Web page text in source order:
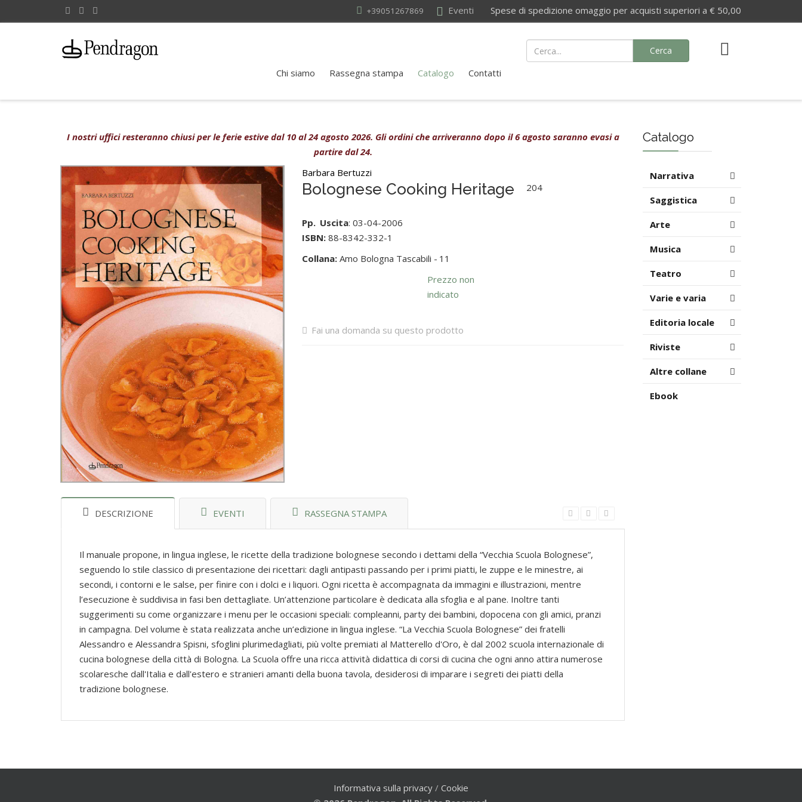
Eventi Spese di spedizione omaggio per acquisti superiori a € 50,00
+39051267869
Chi siamo Rassegna stampa Catalogo Contatti
Cerca
I nostri uffici resteranno chiusi per le ferie estive dal 10 al 24 agosto 2026. Gli ordini che arriveranno dopo il 6 agosto saranno evasi a
partire dal 24.
Barbara Bertuzzi
Bolognese Cooking Heritage
Pp.
204
Uscita: 03-04-2006
ISBN: 88-8342-332-1
Collana: Amo Bologna Tascabili - 11
Prezzo non
indicato
Fai una domanda su questo prodotto
DESCRIZIONE EVENTI RASSEGNA STAMPA
Il manuale propone, in lingua inglese, le ricette della tradizione bolognese secondo i dettami della “Vecchia Scuola Bolognese”,
seguendo lo stile classico di presentazione dei ricettari: dagli antipasti passando per i primi piatti, le zuppe e le minestre, ai
secondi, i contorni e le salse, per finire con i dolci e i liquori. Ogni ricetta è accompagnata da immagini e illustrazioni, mentre
l’esecuzione è suddivisa in fasi ben dettagliate. Un’attenzione particolare è dedicata alla sfoglia e al pane. Inoltre tanti
suggerimenti su come organizzare i menu per le occasioni speciali: compleanni, party dei bambini, dopocena con gli amici, pranzi
in campagna. Del volume è stata realizzata anche un’edizione in lingua inglese. “La Vecchia Scuola Bolognese” dei fratelli
Alessandro e Alessandra Spisni, sfoglini plurimedagliati, più volte premiati al Matterello d'Oro, è dal 2002 scuola internazionale di
cucina bolognese della città di Bologna. La Scuola offre una ricca attività didattica di corsi di cucina che ogni anno attira numerose
scolaresche dall'Italia e dall'estero e stranieri amanti della buona tavola, desiderosi di imparare i segreti dei piatti della
tradizione bolognese.
Catalogo
Narrativa
Saggistica
Arte
Musica
Teatro
Varie e varia
Editoria locale
Riviste
Altre collane
Ebook
Informativa sulla privacy / Cookie